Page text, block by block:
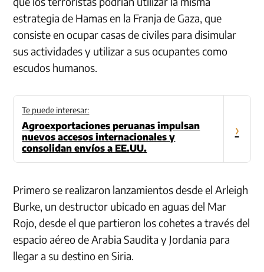
estrategia de Hamas en la Franja de Gaza, que
consiste en ocupar casas de civiles para disimular
sus actividades y utilizar a sus ocupantes como
escudos humanos.
Te puede interesar:
Agroexportaciones peruanas impulsan
nuevos accesos internacionales y
consolidan envíos a EE.UU.
›
Primero se realizaron lanzamientos desde el Arleigh
Burke, un destructor ubicado en aguas del Mar
Rojo, desde el que partieron los cohetes a través del
espacio aéreo de Arabia Saudita y Jordania para
llegar a su destino en Siria.